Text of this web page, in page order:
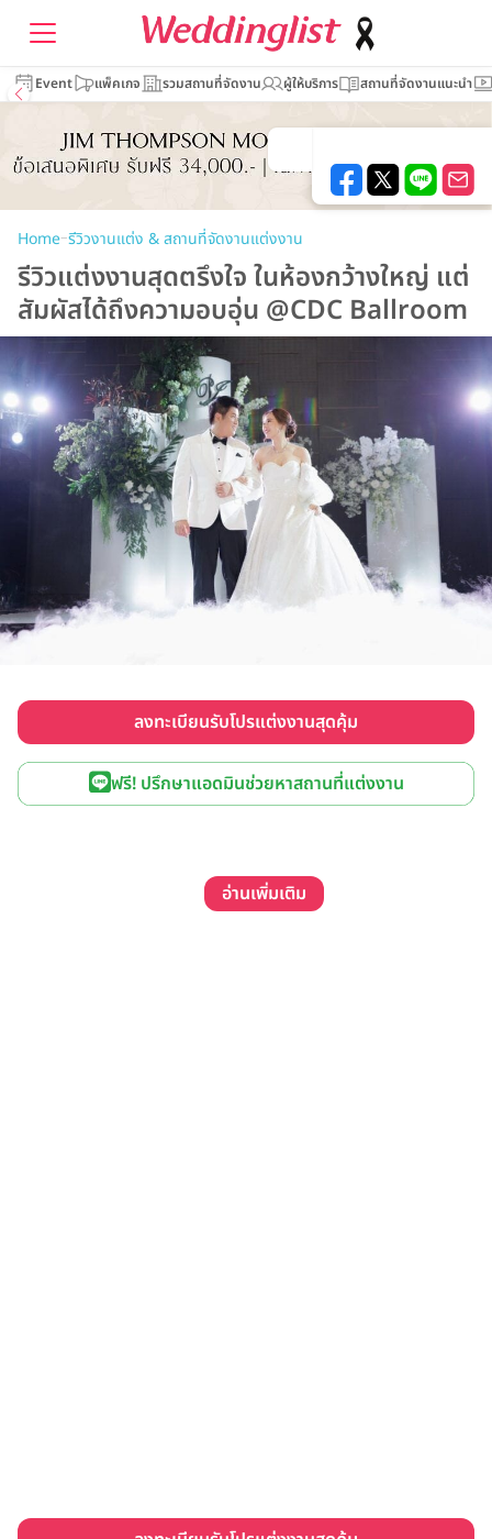
Event แพ็คเกจ รวมสถานที่จัดงาน ผู้ให้บริการ สถานที่จัดงานแนะนำ
Home–รีวิวงานแต่ง & สถานที่จัดงานแต่งงาน
รีวิวแต่งงานสุดตรึงใจ ในห้องกว้างใหญ่ แต่
สัมผัสได้ถึงความอบอุ่น @CDC Ballroom
ลงทะเบียนรับโปรแต่งงานสุดคุ้ม
ฟรี! ปรึกษาแอดมินช่วยหาสถานที่แต่งงาน
อ่านเพิ่มเติม